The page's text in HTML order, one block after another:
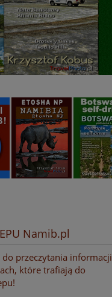
Namib.pl
do przeczytania informacji
które trafiają do